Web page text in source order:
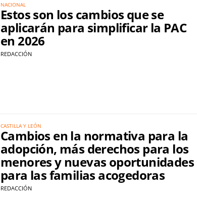
NACIONAL
Estos son los cambios que se
aplicarán para simplificar la PAC
en 2026
REDACCIÓN
CASTILLA Y LEÓN
Cambios en la normativa para la
adopción, más derechos para los
menores y nuevas oportunidades
para las familias acogedoras
REDACCIÓN